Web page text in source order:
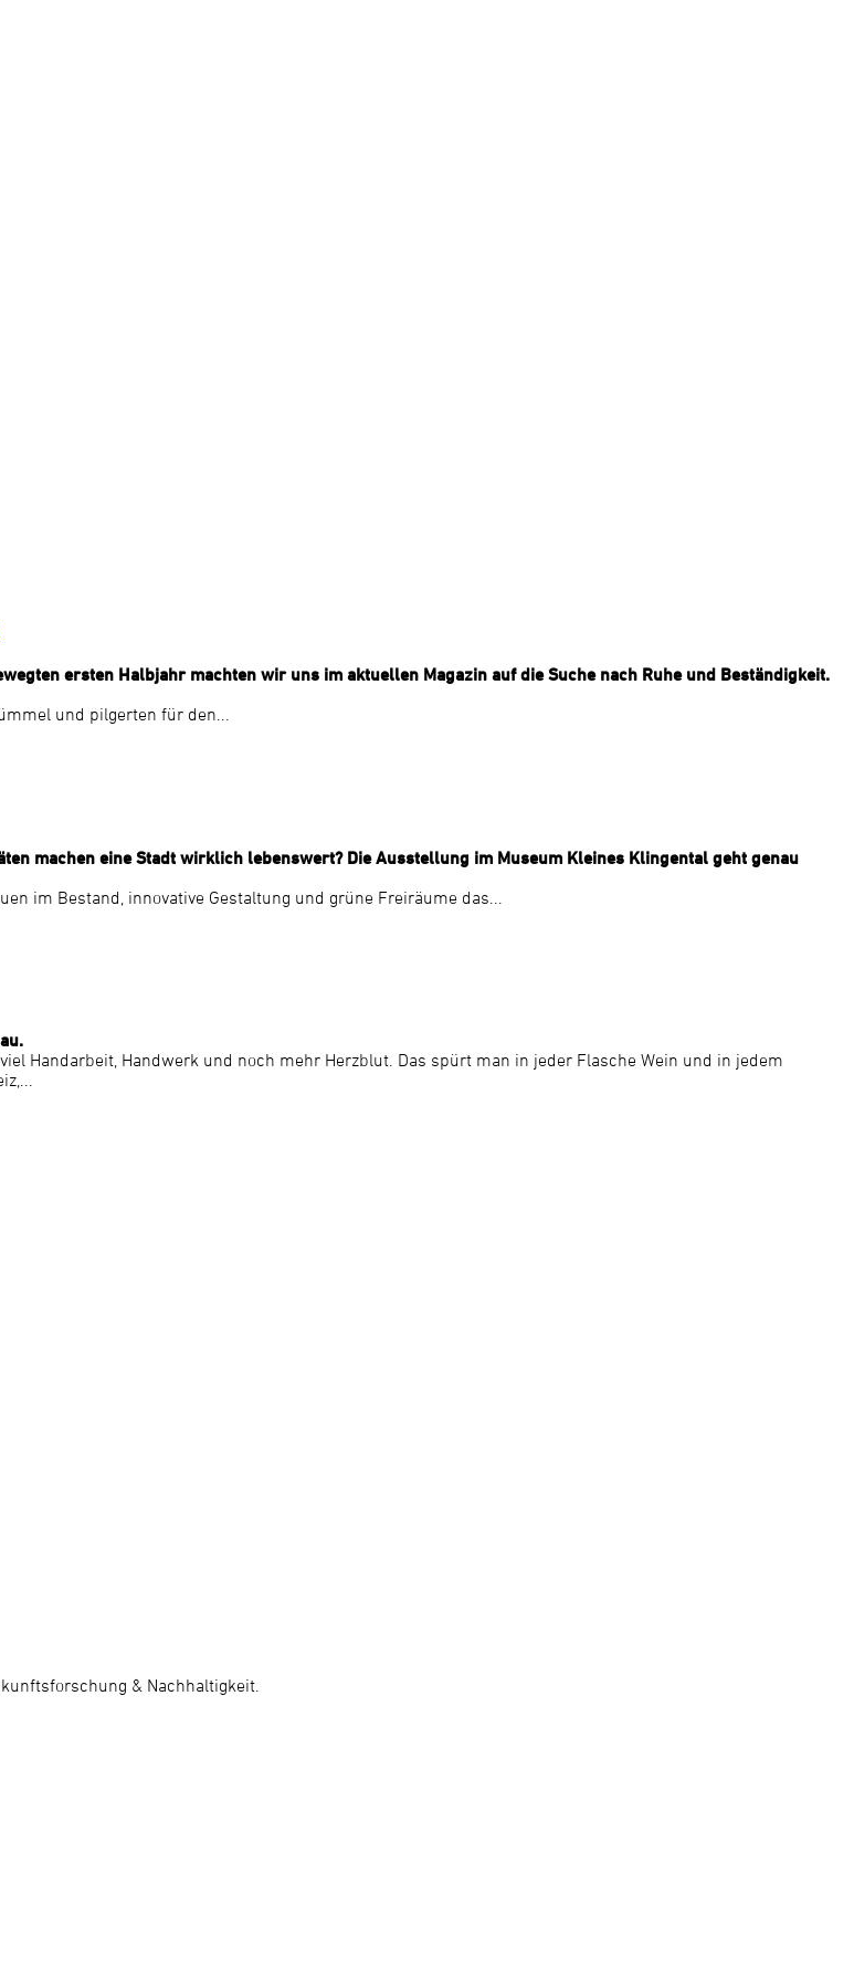
ersten Halbjahr machten wir uns im aktuellen Magazin auf die Suche nach Ruhe und Beständigkeit.
und pilgerten für den...
machen eine Stadt wirklich lebenswert? Die Ausstellung im Museum Kleines Klingental geht genau
im Bestand, innovative Gestaltung und grüne Freiräume das...
Handarbeit, Handwerk und noch mehr Herzblut. Das spürt man in jeder Flasche Wein und in jedem
& Nachhaltigkeit.